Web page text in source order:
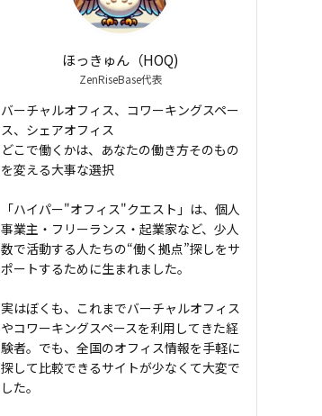
ほっきゅん（HOQ)
ZenRiseBase代表
バーチャルオフィス、コワーキングスペー
ス、シェアオフィス――
どこで働くかは、あなたの働き方そのもの
を変える大事な選択
「ハイパー"オフィス"クエスト」は、個人
事業主・フリーランス・起業家など、少人
数で活動する人たちの“働く拠点”探しをサ
ポートするために生まれました。
実はぼくも、これまでバーチャルオフィス
やコワーキングスペースを利用してきた経
験者。でも、全国のオフィス情報を手軽に
探して比較できるサイトが少なくて大変で
した。